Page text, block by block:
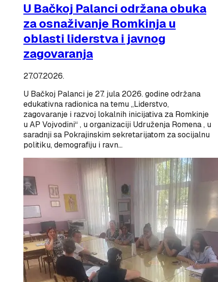
U Bačkoj Palanci održana obuka
za osnaživanje Romkinja u
oblasti liderstva i javnog
zagovaranja
27.07.2026.
U Bačkoj Palanci je 27. jula 2026. godine održana
edukativna radionica na temu „Liderstvo,
zagovaranje i razvoj lokalnih inicijativa za Romkinje
u AP Vojvodini“ , u organizaciji Udruženja Romena , u
saradnji sa Pokrajinskim sekretarijatom za socijalnu
politiku, demografiju i ravn…